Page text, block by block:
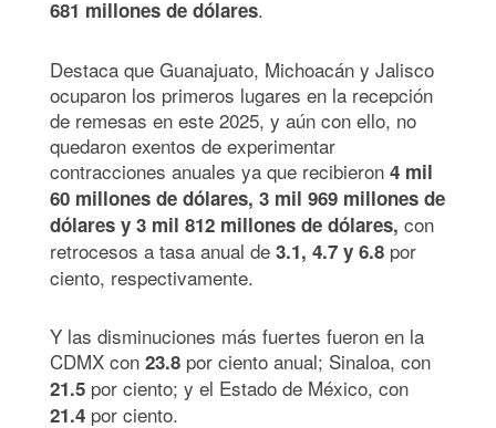
681 millones de dólares.
Destaca que Guanajuato, Michoacán y Jalisco
ocuparon los primeros lugares en la recepción
de remesas en este 2025, y aún con ello, no
quedaron exentos de experimentar
contracciones anuales ya que recibieron 4 mil
60 millones de dólares, 3 mil 969 millones de
dólares y 3 mil 812 millones de dólares, con
retrocesos a tasa anual de 3.1, 4.7 y 6.8 por
ciento, respectivamente.
Y las disminuciones más fuertes fueron en la
CDMX con 23.8 por ciento anual; Sinaloa, con
21.5 por ciento; y el Estado de México, con
21.4 por ciento.